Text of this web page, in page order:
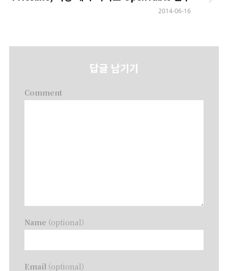
2014-06-16
답글 남기기
Comment
Name (optional)
Email (optional)